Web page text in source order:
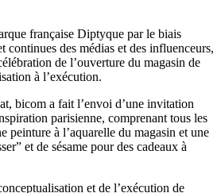
française Diptyque par le biais
continues des médias et des influenceurs,
de l’ouverture du magasin de
à l’exécution.
bicom a fait l’envoi d’une invitation
parisienne, comprenant tous les
peinture à l’aquarelle du magasin et une
et de sésame pour des cadeaux à
et de l’exécution de